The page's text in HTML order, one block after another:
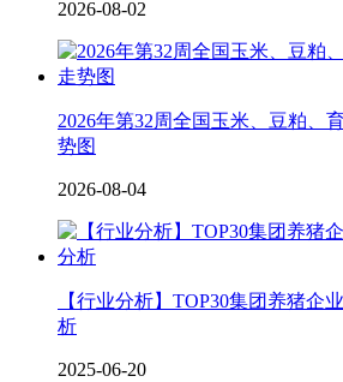
2026-08-02
2026年第32周全国玉米、豆粕、
势图
2026-08-04
【行业分析】TOP30集团养猪企
析
2025-06-20